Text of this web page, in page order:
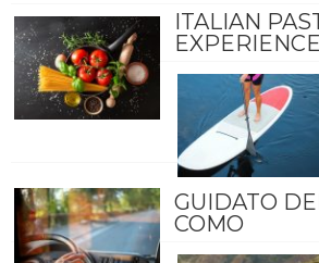
ITALIAN
EXPERIENCE
GUIDATO
COMO